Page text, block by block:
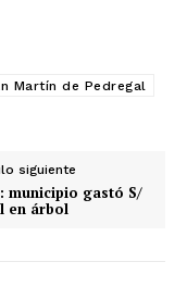
Martín de Pedregal
siguiente
municipio gastó S/
en árbol